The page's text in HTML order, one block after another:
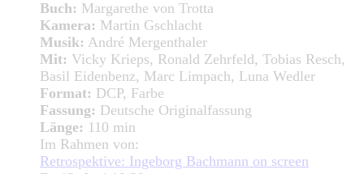
Buch: Margarethe von Trotta
Kamera: Martin Gschlacht
Musik: André Mergenthaler
Mit: Vicky Krieps, Ronald Zehrfeld, Tobias Resch,
Basil Eidenbenz, Marc Limpach, Luna Wedler
Format: DCP, Farbe
Fassung: Deutsche Originalfassung
Länge: 110 min
Im Rahmen von:
Retrospektive: Ingeborg Bachmann on screen